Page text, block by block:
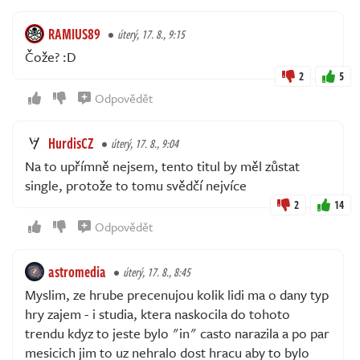
RAMIUS89 úterý, 17. 8., 9:15
Čože? :D
2 5
Odpovědět
HurdisCZ úterý, 17. 8., 9:04
Na to upřímně nejsem, tento titul by měl zůstat
single, protože to tomu svědčí nejvíce
2 14
Odpovědět
astromedia úterý, 17. 8., 8:45
Myslim, ze hrube precenujou kolik lidi ma o dany typ
hry zajem - i studia, ktera naskocila do tohoto
trendu kdyz to jeste bylo "in" casto narazila a po par
mesicich jim to uz nehralo dost hracu aby to bylo